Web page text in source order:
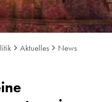
Aktuelles
News